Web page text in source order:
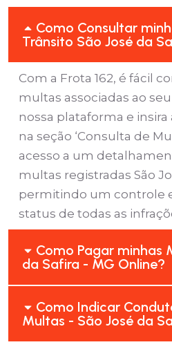
Como Consultar
Trânsito São José da
Com a Frota 162, é fácil
multas associadas ao
nossa plataforma e
na seção ‘Consulta de
acesso a um
multas registradas São
permitindo um controle
status de todas as
Como Pagar minhas
da Safira - MG Online?
Como Indicar
Multas - São José da